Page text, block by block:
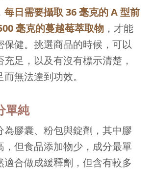
每日需要攝取 36 毫克的 A 型前
毫克的蔓越莓萃取物 ，才能
保健。挑選商品的時候，可以
足，以及有沒有標示清楚，
無法達到功效。
單純
為膠囊、粉包與錠劑，其中膠
，但食品添加物少，成分最單
適合做成緩釋劑，但含有較多